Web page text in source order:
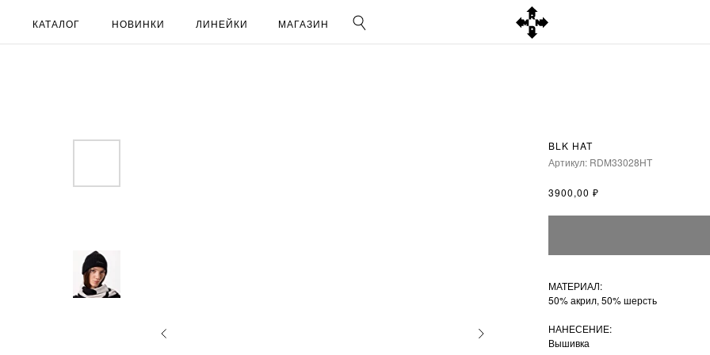
НОВИНКИ ЛИНЕЙКИ МАГАЗИН
КАТАЛОГ
BLK HAT
Артикул: RDM33028HT
3900,00 ₽
МАТЕРИАЛ:
50% акрил, 50% шерсть
НАНЕСЕНИЕ:
Вышивка